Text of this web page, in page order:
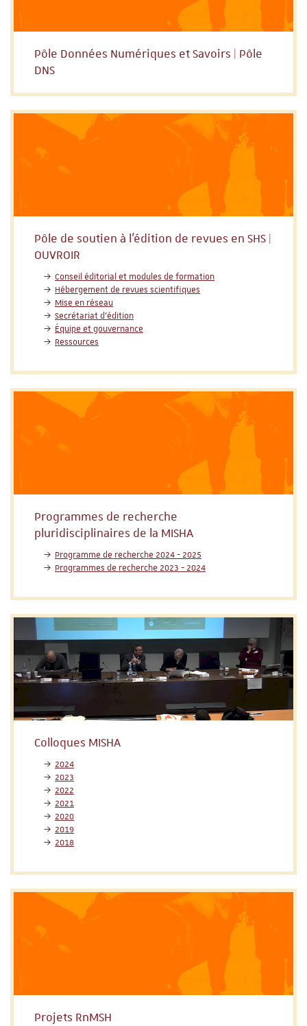
Pôle Données Numériques et Savoirs | Pôle
DNS
Pôle de soutien à l’édition de revues en SHS |
OUVROIR
Conseil éditorial et modules de formation
Hébergement de revues scientifiques
Mise en réseau
Secrétariat d'édition
Équipe et gouvernance
Ressources
Programmes de recherche
pluridisciplinaires de la MISHA
Programme de recherche 2024 - 2025
Programmes de recherche 2023 - 2024
Colloques MISHA
2024
2023
2022
2021
2020
2019
2018
Projets RnMSH